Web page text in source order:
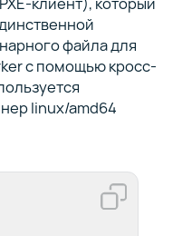
файла для
с помощью кросс-
linux/amd64